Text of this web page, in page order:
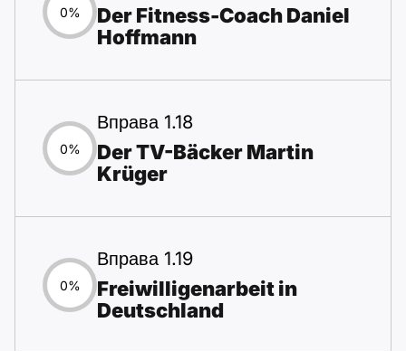
0%
Der Fitness-Coach Daniel
Hoffmann
0%
Вправа 1.18
Der TV-Bäcker Martin
Krüger
0%
Вправа 1.19
Freiwilligenarbeit in
Deutschland